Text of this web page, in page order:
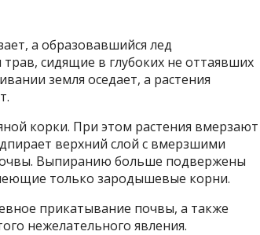
а образовавшийся лед
сидящие в глубоких не оттаявших
земля оседает, а растения
корки. При этом растения вмерзают
верхний слой с вмерзшими
Выпиранию больше подвержены
только зародышевые корни.
прикатывание почвы, а также
нежелательного явления.